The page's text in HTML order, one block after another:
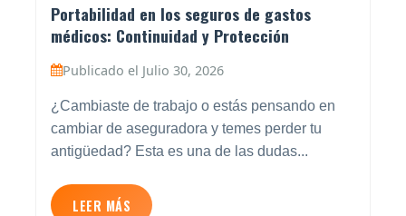
Portabilidad en los seguros de gastos
médicos: Continuidad y Protección
Publicado el Julio 30, 2026
¿Cambiaste de trabajo o estás pensando en
cambiar de aseguradora y temes perder tu
antigüedad? Esta es una de las dudas...
LEER MÁS